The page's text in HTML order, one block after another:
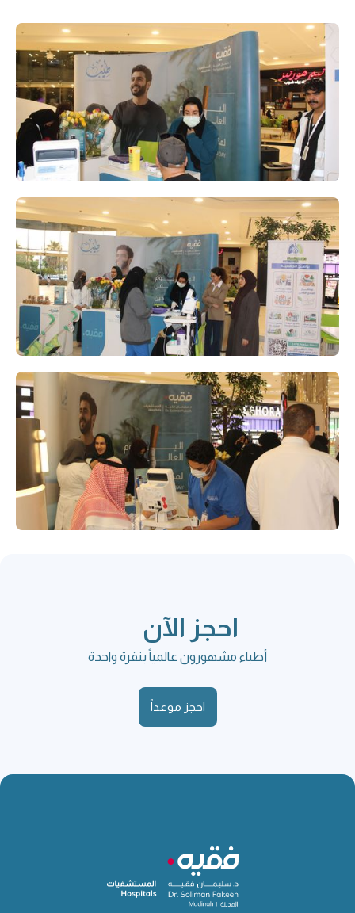
احجز الآن
أطباء مشهورون عالمياً بنقرة واحدة
احجز موعداً